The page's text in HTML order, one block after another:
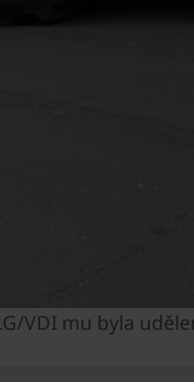
VDI mu byla